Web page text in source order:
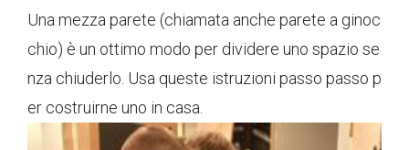
Una mezza parete (chiamata anche parete a ginoc
chio) è un ottimo modo per dividere uno spazio se
nza chiuderlo. Usa queste istruzioni passo passo p
er costruirne uno in casa.